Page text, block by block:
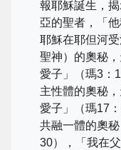
報耶穌誕生，
亞的聖者，「
耶穌在耶但河
聖神）的奧秘
愛子」（瑪3：
主性體的奧秘
愛子」（瑪17
共融一體的奧
30），「我在